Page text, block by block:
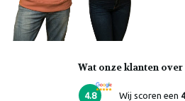
Wat onze klanten
4.8 Wij scoren een
Online